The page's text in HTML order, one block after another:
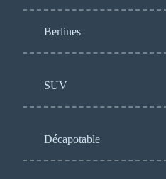
Berlines
SUV
Décapotable